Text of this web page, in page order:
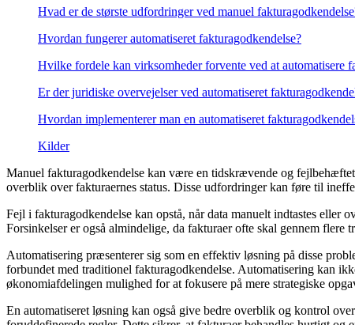
Hvad er de største udfordringer ved manuel
Hvordan fungerer automatiseret fakturagodkendelse?
Hvilke fordele kan virksomheder forvente ved at automatisere
Er der juridiske overvejelser ved automatiseret
Hvordan implementerer man en automatiseret
Kilder
Manuel fakturagodkendelse kan være en tidskrævende og
overblik over fakturaernes status. Disse udfordringer kan føre til
Fejl i fakturagodkendelse kan opstå, når data manuelt indtastes eller
Forsinkelser er også almindelige, da fakturaer ofte skal gennem
Automatisering præsenterer sig som en effektiv løsning på disse
forbundet med traditionel fakturagodkendelse. Automatisering kan
økonomiafdelingen mulighed for at fokusere på mere strategiske
En automatiseret løsning kan også give bedre overblik og kontrol